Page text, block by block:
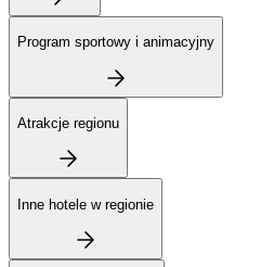
Program sportowy i animacyjny
Atrakcje regionu
Inne hotele w regionie